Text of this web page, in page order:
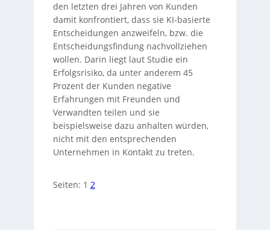
den letzten drei Jahren von Kunden
damit konfrontiert, dass sie KI-basierte
Entscheidungen anzweifeln, bzw. die
Entscheidungsfindung nachvollziehen
wollen. Darin liegt laut Studie ein
Erfolgsrisiko, da unter anderem 45
Prozent der Kunden negative
Erfahrungen mit Freunden und
Verwandten teilen und sie
beispielsweise dazu anhalten würden,
nicht mit den entsprechenden
Unternehmen in Kontakt zu treten.
Seiten: 1 2